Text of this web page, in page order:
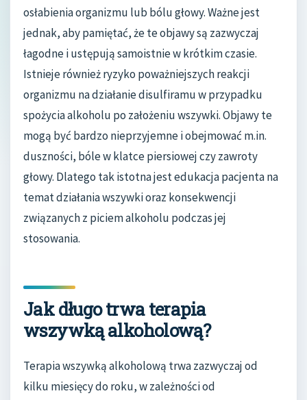
osłabienia organizmu lub bólu głowy. Ważne jest
jednak, aby pamiętać, że te objawy są zazwyczaj
łagodne i ustępują samoistnie w krótkim czasie.
Istnieje również ryzyko poważniejszych reakcji
organizmu na działanie disulfiramu w przypadku
spożycia alkoholu po założeniu wszywki. Objawy te
mogą być bardzo nieprzyjemne i obejmować m.in.
duszności, bóle w klatce piersiowej czy zawroty
głowy. Dlatego tak istotna jest edukacja pacjenta na
temat działania wszywki oraz konsekwencji
związanych z piciem alkoholu podczas jej
stosowania.
Jak długo trwa terapia
wszywką alkoholową?
Terapia wszywką alkoholową trwa zazwyczaj od
kilku miesięcy do roku, w zależności od